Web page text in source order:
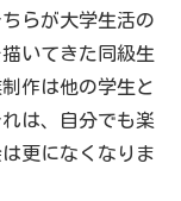
らが大学生活の
いてきた同級生
作は他の学生と
は、自分でも楽
更になくなりま